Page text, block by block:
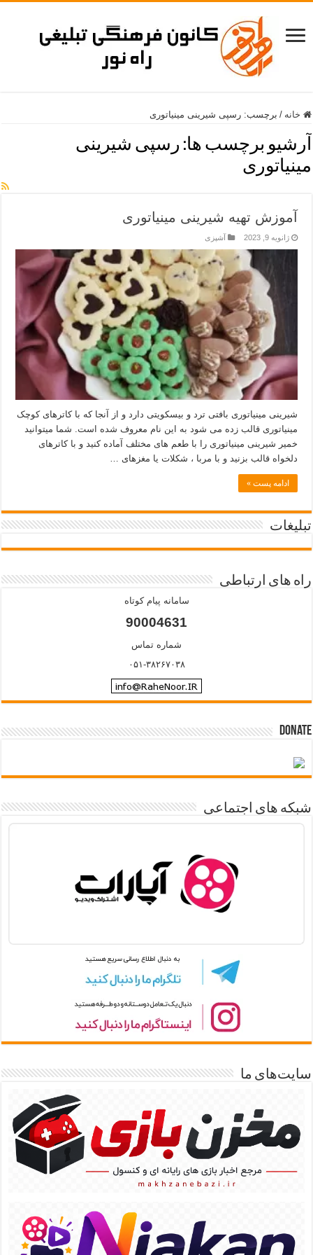
خانه / برچسب:رسپی شیرینی مینیاتوری
آرشیو برچسب ها: رسپی شیرینی
مینیاتوری
آموزش تهیه شیرینی مینیاتوری
ژانویه 9, 2023 آشپزی
شیرینی مینیاتوری بافتی ترد و بیسکویتی دارد و از آنجا که با کاترهای کوچک
مینیاتوری قالب زده می شود به این نام معروف شده است. شما میتوانید
خمیر شیرینی مینیاتوری را با طعم های مختلف آماده کنید و با کاترهای
دلخواه قالب بزنید و با مربا ، شکلات یا مغزهای …
ادامه پست »
تبلیغات
راه های ارتباطی
سامانه پیام کوتاه
90004631
شماره تماس
۰۵۱-۳۸۲۶۷۰۳۸
Donate
شبکه های اجتماعی
سایت‌های ما